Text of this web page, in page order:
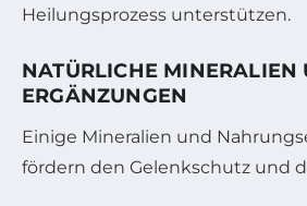
Heilungsprozess unterstützen.
NATÜRLICHE MINERALIEN
ERGÄNZUNGEN
Einige Mineralien und
fördern den Gelenkschutz und